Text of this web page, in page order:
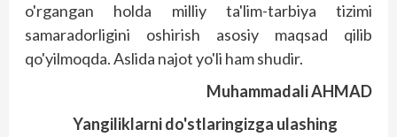
o'rgangan holda milliy ta'lim-tarbiya tizimi
samaradorligini oshirish asosiy maqsad qilib
qo'yilmoqda. Aslida najot yo'li ham shudir.
Muhammadali AHMAD
Yangiliklarni do'stlaringizga ulashing